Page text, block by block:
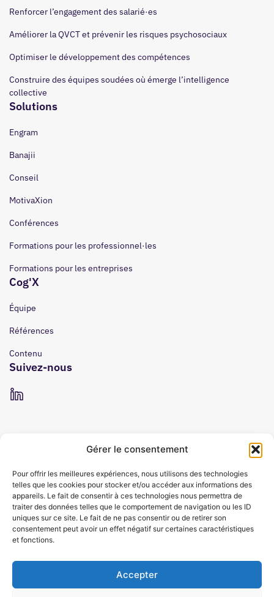
Gérer le consentement
Pour offrir les meilleures expériences, nous utilisons des technologies
telles que les cookies pour stocker et/ou accéder aux informations des
appareils. Le fait de consentir à ces technologies nous permettra de
traiter des données telles que le comportement de navigation ou les ID
uniques sur ce site. Le fait de ne pas consentir ou de retirer son
consentement peut avoir un effet négatif sur certaines caractéristiques
et fonctions.
Accepter
Renforcer l’engagement des salarié·es
Améliorer la QVCT et prévenir les risques psychosociaux
Optimiser le développement des compétences
Construire des équipes soudées où émerge l’intelligence
collective
Solutions
Engram
Banajii
Conseil
MotivaXion
Conférences
Formations pour les professionnel·les
Formations pour les entreprises
Cog'X
Équipe
Références
Contenu
Suivez-nous